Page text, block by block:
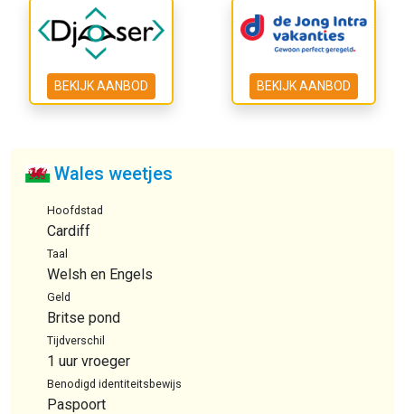
BEKIJK AANBOD BEKIJK AANBOD
Wales weetjes
Hoofdstad
Cardiff
Taal
Welsh en Engels
Geld
Britse pond
Tijdverschil
1 uur vroeger
Benodigd identiteitsbewijs
Paspoort